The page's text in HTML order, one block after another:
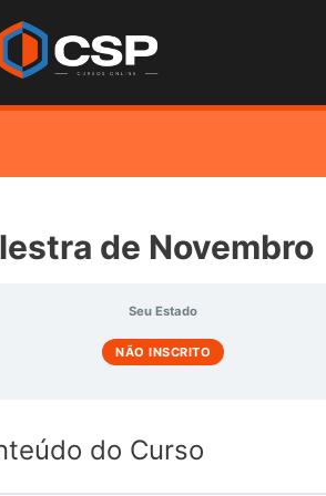
de Novembro
Seu Estado
NÃO INSCRITO
do Curso